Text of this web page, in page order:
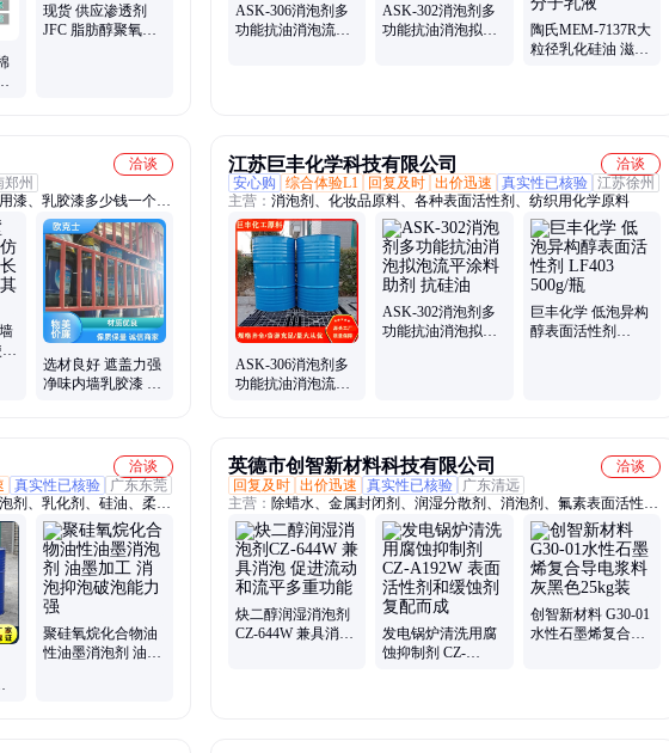
现货 供应渗透剂
JFC 脂肪醇聚氧乙
ASK-306消泡剂多
功能抗油消泡流平
ASK-302消泡剂多
功能抗油消泡拟泡
陶氏MEM-7137R大
粒径乳化硅油 滋润
洽谈
郑州
漆、乳胶漆多少钱一个平
选材良好 遮盖力强
净味内墙乳胶漆 就
江苏巨丰化学科技有限公司
洽谈
安心购
综合体验L1 回复及时 出价迅速 真实性已核验 江苏徐州
主营： 消泡剂、化妆品原料、各种表面活性剂、纺织用化学原料
ASK-306消泡剂多
功能抗油消泡流平
ASK-302消泡剂多
功能抗油消泡拟泡
巨丰化学 低泡异构
醇表面活性剂
洽谈
真实性已核验
广东东莞
剂、乳化剂、硅油、柔软
水性材料、种子包衣、化
、异构十二烷、金属脱膜
脂固化剂、棉麻柔软剂、
聚硅氧烷化合物油
性油墨消泡剂 油墨
英德市创智新材料科技有限公司
洽谈
回复及时 出价迅速 真实性已核验
广东清远
主营： 除蜡水、金属封闭剂、润湿分散剂、消泡剂、氟素表面活性
剂、消防泡沫灭火剂、腐蚀抑制剂
炔二醇润湿消泡剂
CZ-644W 兼具消泡
发电锅炉清洗用腐
蚀抑制剂 CZ-
创智新材料 G30-01
水性石墨烯复合导